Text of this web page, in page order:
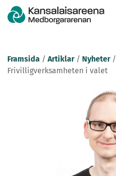
Framsida / Artiklar/ Nyheter/
Frivilligverksamheten i valet